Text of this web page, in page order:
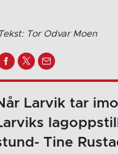
Tekst: Tor Odvar Moen
Larvik tar
Tine